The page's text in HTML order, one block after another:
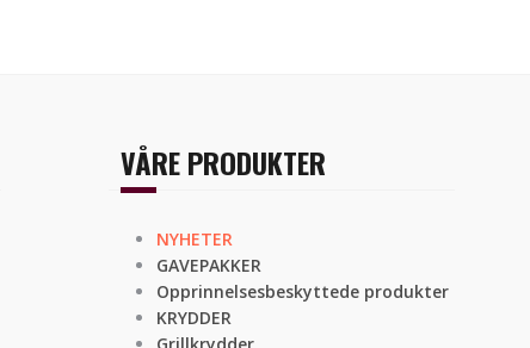
VÅRE PRODUKTER
NYHETER
GAVEPAKKER
Opprinnelsesbeskyttede produkter
KRYDDER